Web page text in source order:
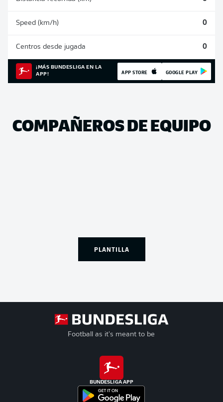
Speed (km/h) 0
Centros desde jugada 0
¡MÁS BUNDESLIGA EN LA
APP!
APP STORE GOOGLE PLAY
COMPAÑEROS DE EQUIPO
PLANTILLA
Football as it's meant to be
BUNDESLIGA APP